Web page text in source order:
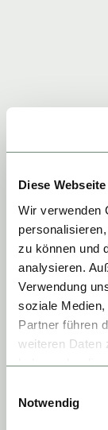
Diese
Wir verwenden
zu können und
analysieren.
Verwendung
soziale
Partner führen
weiteren Daten
haben oder die
Notwendig